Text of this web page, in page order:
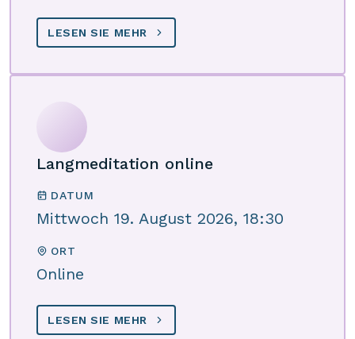
LESEN SIE MEHR
Langmeditation online
DATUM
Mittwoch 19. August 2026, 18:30
ORT
Online
LESEN SIE MEHR